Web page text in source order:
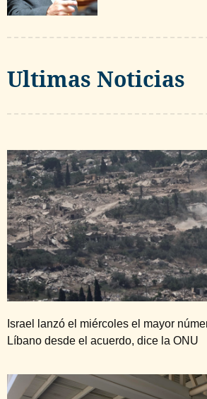
Ultimas Noticias
Israel lanzó el miércoles el mayor
Líbano desde el acuerdo, dice la ONU